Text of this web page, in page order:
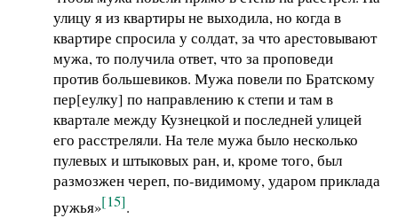
улицу я из квартиры не выходила, но когда в
квартире спросила у солдат, за что арестовывают
мужа, то получила ответ, что за проповеди
против большевиков. Мужа повели по Братскому
пер[еулку] по направлению к степи и там в
квартале между Кузнецкой и последней улицей
его расстреляли. На теле мужа было несколько
пулевых и штыковых ран, и, кроме того, был
размозжен череп, по-видимому, ударом приклада
ружья»[15].